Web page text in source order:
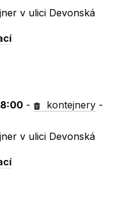
v ulici Devonská
- kontejnery -
v ulici Devonská